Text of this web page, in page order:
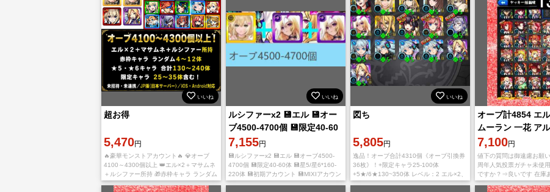
いいね
超お得
5,470円
🔥豪華モンストアカウント🔥 💎オーブ
4100～4300個以上 👑エル×2＋マサムネ
＋ルシファー所持 🎁赤枠キャラ ランダム
4～12体 ⭐★5・★6キャラ合計130～240
いいね
ルシファーx2 💾エル 💾オー
ブ4500-4700個 💾限定40-60
体 💾星5/星6*16
7,155円
💾ルシファーx2 💾エル 💾オーブ4500-
4700個 💾限定40-60体 💾星5/星6*160-
220体 💾初期アカウント 💾MIXIアカウン
ト 💾引き継ぎの際の注意 チュートリアル
いいね
図ち
5,805円
逸品！オーブ合計4310個《オーブ引換券
36枚》！+限定キャラ25-100体
+5★/6★130~350体 レベル：2 エル×2、
ネオ×4、ルシファー×3、メビウス、久
オーブ計4854 エ
ムーラン 一花 ア
戯 ルシファー
7,100円
値下の質問は御遠慮お願
周年人気投票ガチャ未使
ですか？⇒良いです 在庫
あります オーブ数は減っ